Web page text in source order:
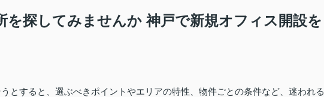
を探してみませんか 神戸で新規オフィス開設を
とすると、選ぶべきポイントやエリアの特性、物件ごとの条件など、迷われる